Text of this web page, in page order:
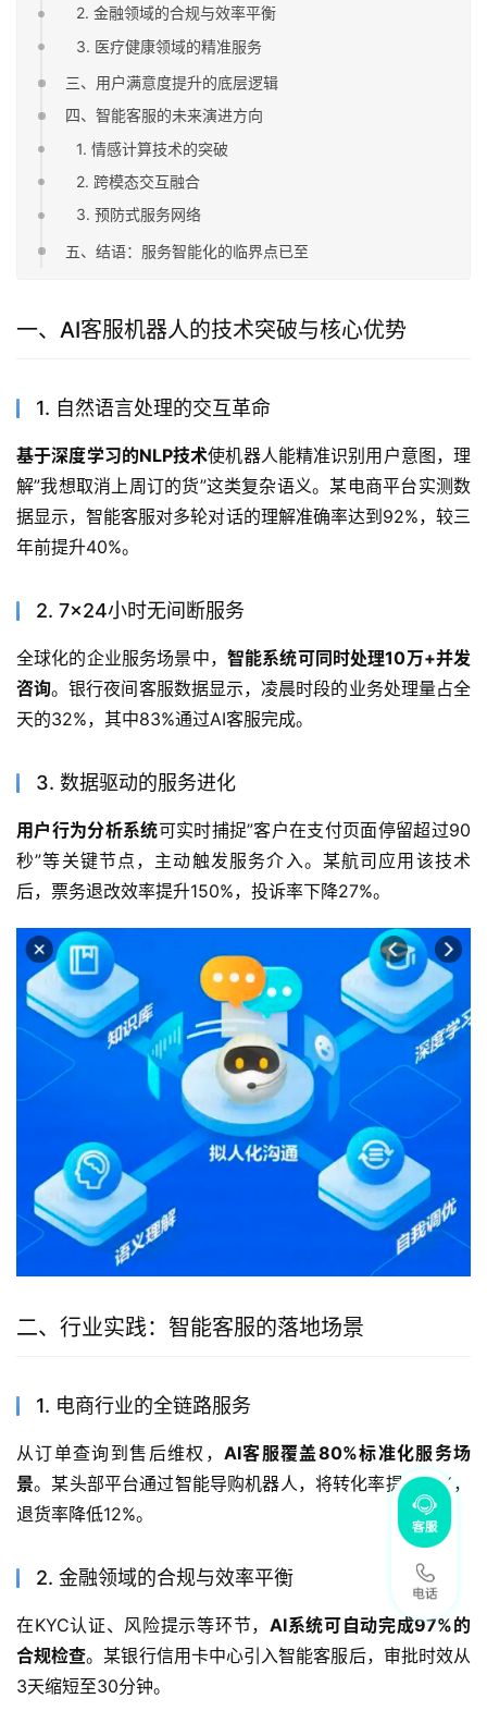
2. 金融领域的合规与效率平衡
3. 医疗健康领域的精准服务
三、用户满意度提升的底层逻辑
四、智能客服的未来演进方向
1. 情感计算技术的突破
2. 跨模态交互融合
3. 预防式服务网络
五、结语：服务智能化的临界点已至
一、AI客服机器人的技术突破与核心优势
1. 自然语言处理的交互革命
基于深度学习的NLP技术使机器人能精准识别用户意图，理
解”我想取消上周订的货”这类复杂语义。某电商平台实测数
据显示，智能客服对多轮对话的理解准确率达到92%，较三
年前提升40%。
2. 7×24小时无间断服务
全球化的企业服务场景中， 智能系统可同时处理10万+并发
咨询。银行夜间客服数据显示，凌晨时段的业务处理量占全
天的32%，其中83%通过AI客服完成。
3. 数据驱动的服务进化
用户行为分析系统可实时捕捉”客户在支付页面停留超过90
秒”等关键节点，主动触发服务介入。某航司应用该技术
后，票务退改效率提升150%，投诉率下降27%。
二、行业实践：智能客服的落地场景
1. 电商行业的全链路服务
从订单查询到售后维权， AI客服覆盖80%标准化服务场
景。某头部平台通过智能导购机器人，将转化率提升18%，
退货率降低12%。
2. 金融领域的合规与效率平衡
在KYC认证、风险提示等环节， AI系统可自动完成97%的
合规检查。某银行信用卡中心引入智能客服后，审批时效从
3天缩短至30分钟。